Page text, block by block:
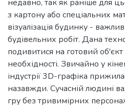
недавно, так як раніше для
з картону або спеціальних
візуалізація будинку -
будівельних робіт. Дана
подивитися на готовий
необхідності. Звичайно у
індустрії 3D-графіка
назавжди. Сучасній людині
гру без тривимірних